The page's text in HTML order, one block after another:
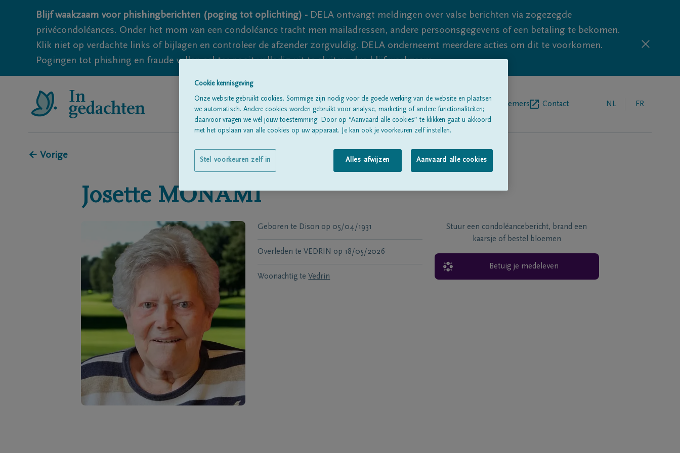
Blijf waakzaam voor phishingberichten (poging tot oplichting) - DELA ontvangt meldingen over valse berichten via zogezegde
privécondoléances. Onder het mom van een condoléance tracht men mailadressen, andere persoonsgegevens of een betaling te bekomen.
Klik niet op verdachte links of bijlagen en controleer de afzender zorgvuldig. DELA onderneemt meerdere acties om dit te voorkomen.
Pogingen tot phishing en fraude vallen echter nooit volledig uit te sluiten, dus blijf waakzaam.
Alle rouwberichten Over ons Begrafenisondernemers Contact NL FR
← Vorige
Josette MONAMI
Geboren te Dison op 05/04/1931
Overleden te VEDRIN op 18/05/2026
Woonachtig te Vedrin
Stuur een condoléancebericht, brand een
kaarsje of bestel bloemen
Betuig je medeleven
Cookie kennisgeving
Onze website gebruikt cookies. Sommige zijn nodig voor de goede werking van de website en plaatsen
we automatisch. Andere cookies worden gebruikt voor analyse, marketing of andere functionaliteiten;
daarvoor vragen we wél jouw toestemming. Door op “Aanvaard alle cookies” te klikken gaat u akkoord
met het opslaan van alle cookies op uw apparaat. Je kan ook je voorkeuren zelf instellen.
Alles afwijzen Aanvaard alle cookies
Stel voorkeuren zelf in